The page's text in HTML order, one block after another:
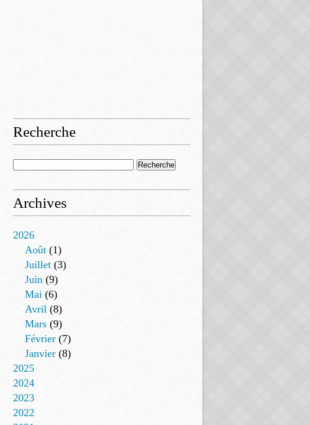
Recherche
Archives
2026
Août (1)
Juillet (3)
Juin (9)
Mai (6)
Avril (8)
Mars (9)
Février (7)
Janvier (8)
2025
2024
2023
2022